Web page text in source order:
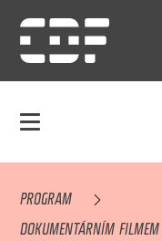
PROGRAM
DOKUMENTÁRNÍM